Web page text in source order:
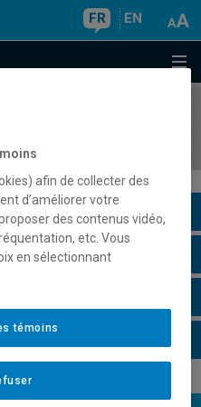
FR EN
afin de collecter des
d’améliorer votre
des contenus vidéo,
etc. Vous
en sélectionnant
témoins